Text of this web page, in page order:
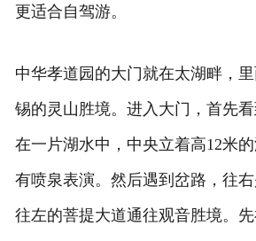
更适合自驾游。
中华孝道园的大门就在太湖畔，
锡的灵山胜境。进入大门，首先
在一片湖水中，中央立着高12米
有喷泉表演。然后遇到岔路，往右
往左的菩提大道通往观音胜境。